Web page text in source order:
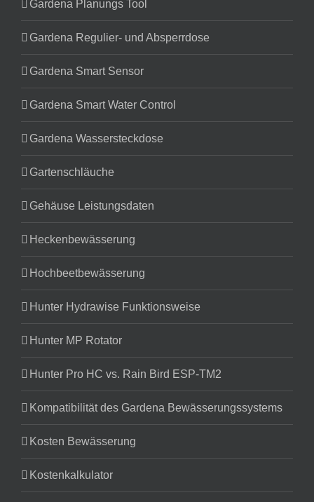
Gardena Planungs Tool
Gardena Regulier- und Absperrdose
Gardena Smart Sensor
Gardena Smart Water Control
Gardena Wassersteckdose
Gartenschläuche
Gehäuse Leistungsdaten
Heckenbewässerung
Hochbeetbewässerung
Hunter Hydrawise Funktionsweise
Hunter MP Rotator
Hunter Pro HC vs. Rain Bird ESP-TM2
Kompatibilität des Gardena Bewässerungssystems
Kosten Bewässerung
Kostenkalkulator